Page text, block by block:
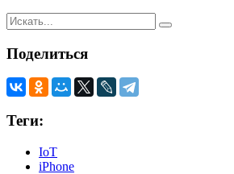
Поделиться
Теги:
IoT
iPhone